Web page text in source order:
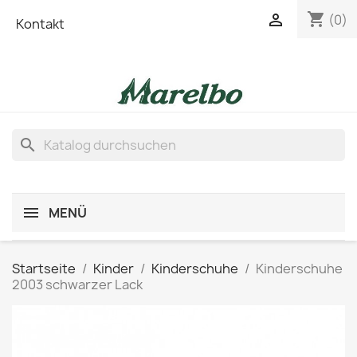
Kontakt shopping_cart (0)

search
MENÜ
Startseite Kinder Kinderschuhe
Kinderschuhe
2003 schwarzer Lack